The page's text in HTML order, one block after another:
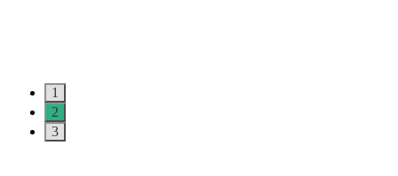
1
2
3